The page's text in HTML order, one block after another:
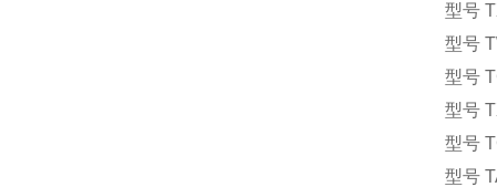
型号
型号
型号
型号
型号
型号